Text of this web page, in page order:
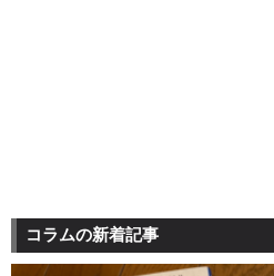
コラムの新着記事